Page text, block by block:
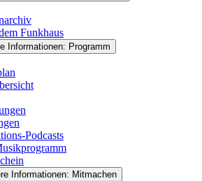
Funkhaus
Informationen: Programm
Podcasts
Informationen: Mitmachen